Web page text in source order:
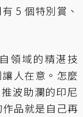
5 個特別賞、
領域的精湛技
人在意。怎麼
波助瀾的印尼
品就是自己再